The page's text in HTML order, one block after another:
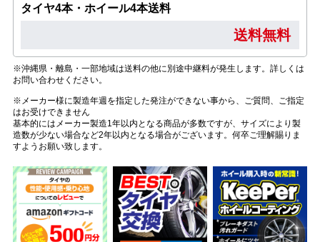
タイヤ4本・ホイール4本送料
送料無料
※沖縄県・離島・一部地域は送料の他に別途中継料が発生します。詳しくは
お問い合わせください。
※メーカー様に製造年週を指定した発注ができない事から、ご質問、ご指定
はお受けできません
基本的にはメーカー製造1年以内となる商品が多数ですが、サイズにより製
造数が少ない場合など2年以内となる場合がございます。何卒ご理解賜りま
すようお願い致します。